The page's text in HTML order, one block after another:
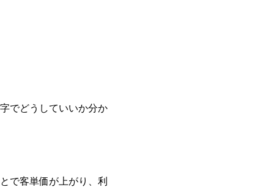
でどうしていいか分か
で客単価が上がり、利